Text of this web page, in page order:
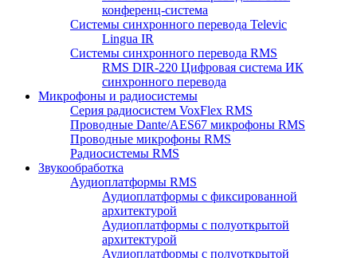
конференц-система
Системы синхронного перевода Televic
Lingua IR
Системы синхронного перевода RMS
RMS DIR-220 Цифровая система ИК
синхронного перевода
Микрофоны и радиосистемы
Серия радиосистем VoxFlex RMS
Проводные Dante/AES67 микрофоны RMS
Проводные микрофоны RMS
Радиосистемы RMS
Звукообработка
Аудиоплатформы RMS
Аудиоплатформы с фиксированной
архитектурой
Аудиоплатформы с полуоткрытой
архитектурой
Аудиоплатформы с полуоткрытой